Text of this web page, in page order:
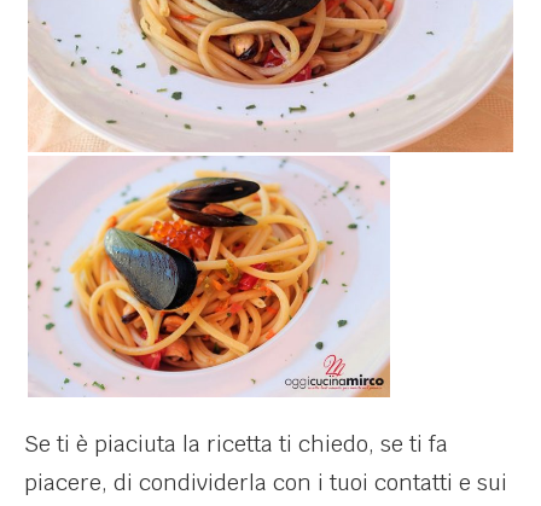
Se ti è piaciuta la ricetta ti chiedo, se ti fa
piacere, di condividerla con i tuoi contatti e sui